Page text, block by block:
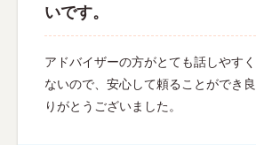
いです。
アドバイザーの方がとても話しやす
ないので、安心して頼ることができ
りがとうございました。